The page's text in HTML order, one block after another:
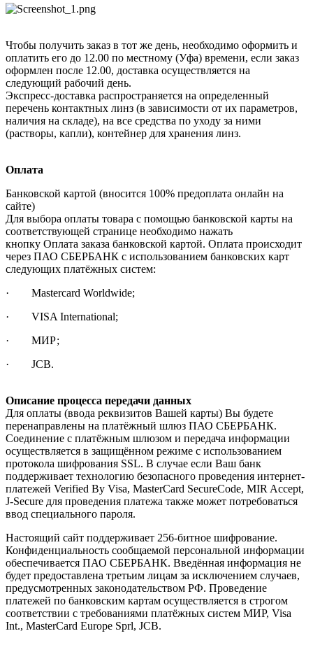
Чтобы получить заказ в тот же день, необходимо оформить и
оплатить его до 12.00 по местному (Уфа) времени, если заказ
оформлен после 12.00, доставка осуществляется на
следующий рабочий день.
Экспресс-доставка распространяется на определенный
перечень контактных линз (в зависимости от их параметров,
наличия на складе), на все средства по уходу за ними
(растворы, капли), контейнер для хранения линз.
Оплата
Банковской картой (вносится 100% предоплата онлайн на
сайте)
Для выбора оплаты товара с помощью банковской карты на
соответствующей странице необходимо нажать
кнопку Оплата заказа банковской картой. Оплата происходит
через ПАО СБЕРБАНК с использованием банковских карт
следующих платёжных систем:
· Mastercard Worldwide;
· VISA International;
· МИР;
· JCB.
Описание процесса передачи данных
Для оплаты (ввода реквизитов Вашей карты) Вы будете
перенаправлены на платёжный шлюз ПАО СБЕРБАНК.
Соединение с платёжным шлюзом и передача информации
осуществляется в защищённом режиме с использованием
протокола шифрования SSL. В случае если Ваш банк
поддерживает технологию безопасного проведения интернет-
платежей Verified By Visa, MasterCard SecureCode, MIR Accept,
J-Secure для проведения платежа также может потребоваться
ввод специального пароля.
Настоящий сайт поддерживает 256-битное шифрование.
Конфиденциальность сообщаемой персональной информации
обеспечивается ПАО СБЕРБАНК. Введённая информация не
будет предоставлена третьим лицам за исключением случаев,
предусмотренных законодательством РФ. Проведение
платежей по банковским картам осуществляется в строгом
соответствии с требованиями платёжных систем МИР, Visa
Int., MasterCard Europe Sprl, JCB.